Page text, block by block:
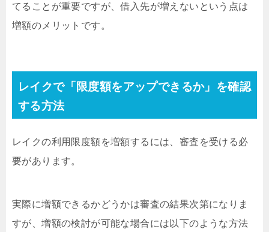
てることが重要ですが、借入先が増えないという点は
増額のメリットです。
レイクで「限度額をアップできるか」を確認
する方法
レイクの利用限度額を増額するには、審査を受ける必
要があります。
実際に増額できるかどうかは審査の結果次第になりま
すが、増額の検討が可能な場合には以下のような方法